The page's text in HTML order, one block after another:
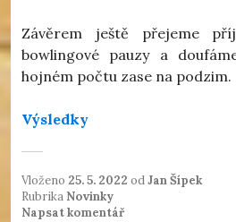
Závěrem ještě přejeme
bowlingové pauzy a
hojném počtu zase na podzim.
Výsledky
Vloženo 25. 5. 2022 odJan Šípek
Rubrika Novinky
Napsat komentář